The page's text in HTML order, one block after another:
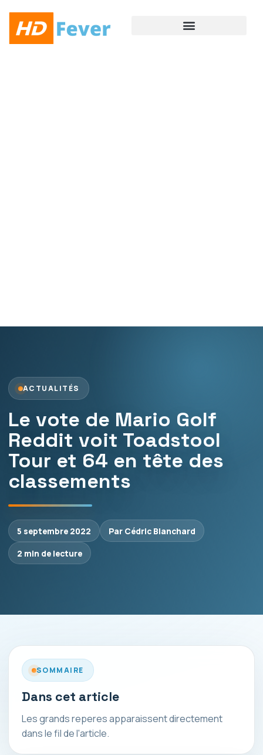
ACTUALITÉS
Le vote de Mario Golf
Reddit voit Toadstool
Tour et 64 en tête des
classements
5 septembre 2022
Par Cédric Blanchard
2 min de lecture
SOMMAIRE
Dans cet article
Les grands reperes apparaissent directement
dans le fil de l'article.